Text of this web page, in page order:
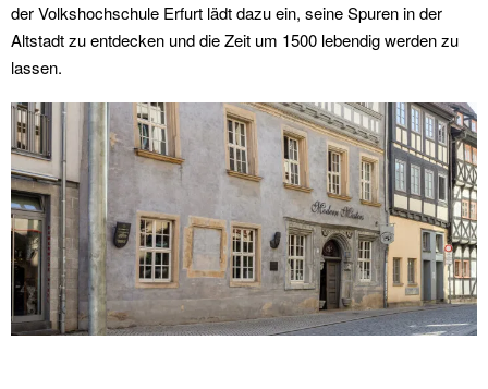
der Volkshochschule Erfurt lädt dazu ein, seine Spuren in der
Altstadt zu entdecken und die Zeit um 1500 lebendig werden zu
lassen.